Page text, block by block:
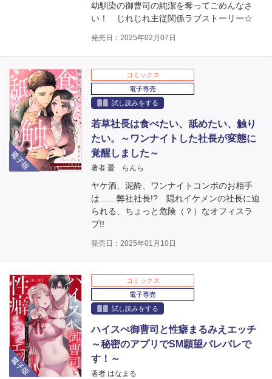
幼馴染の御曹司の純潔を奪ってごめんなさ
い！ じれじれ主従関係ラブストーリー☆
発売日：2025年02月07日
電子版
コミックス
電子専売
試し読みをする
若草社長は食べたい、舐めたい、触り
たい。～ワンナイトした社長が変態に
覚醒しました～
著者 憂 らんら
ヤケ酒、泥酔、ワンナイトコンボのお相手
は……弊社社長!? 隠れイケメンの社長に迫
られる、ちょっと危険（？）なオフィスラ
ブ!!
発売日：2025年01月10日
電子版
コミックス
電子専売
試し読みをする
ハイスぺ御曹司と性癖まるみえエッチ
～秘密のアプリでSM願望バレバレで
す！～
著者 はなまる